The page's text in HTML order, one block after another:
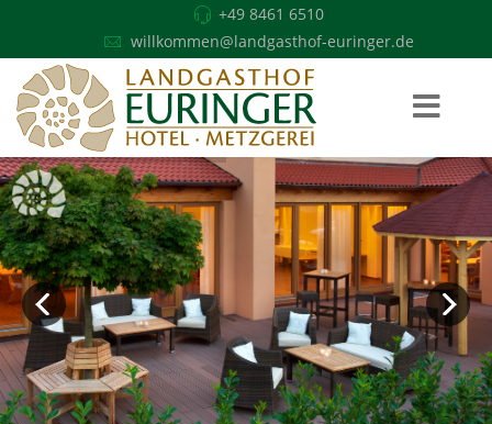
+49 8461 6510
willkommen@landgasthof-euringer.de